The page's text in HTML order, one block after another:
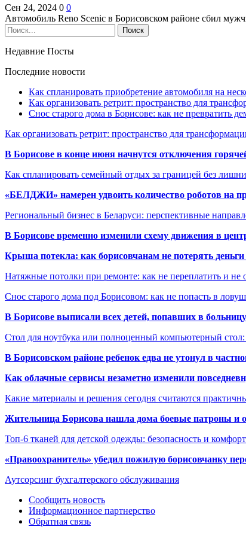
Сен 24, 2024 0 0
Автомобиль Reno Scenic в Борисовском районе сбил
Недавние Посты
Последние новости
Как спланировать приобретение автомобиля на
Как организовать ретрит: пространство для
Снос старого дома в Борисове: как не превратить
Как организовать ретрит: пространство для
В Борисове в конце июня начнутся отключения
Как спланировать семейный отдых за границей без
«БЕЛДЖИ» намерен удвоить количество роботов на
Региональный бизнес в Беларуси: перспективные
В Борисове временно изменили схему движения в
Крыша потекла: как борисовчанам не потерять
Натяжные потолки при ремонте: как не переплатить и не
Снос старого дома под Борисовом: как не попасть в
В Борисове выписали всех детей, попавших в
Стол для ноутбука или полноценный компьютерный стол:
В Борисовском районе ребенок едва не утонул в
Как облачные сервисы незаметно изменили
Какие материалы и решения сегодня считаются
Жительница Борисова нашла дома боевые патроны и
Топ-6 тканей для детской одежды: безопасность и
«Правоохранитель» убедил пожилую борисовчанку
Аутсорсинг бухгалтерского обслуживания
Сообщить новость
Информационное партнерство
Обратная связь